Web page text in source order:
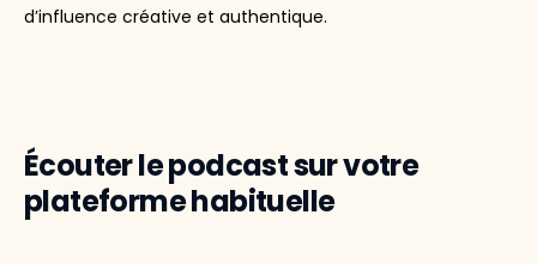
d’influence créative et authentique.
Écouter le podcast sur votre
plateforme habituelle